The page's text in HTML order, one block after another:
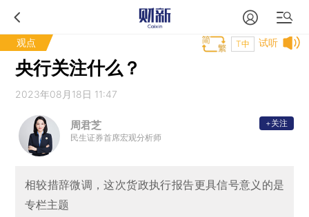
观点 试听
T中
央行关注什么？
2023年08月18日 11:47
周君芝
民生证券首席宏观分析师
+关注
相较措辞微调，这次货政执行报告更具信号意义的是
专栏主题